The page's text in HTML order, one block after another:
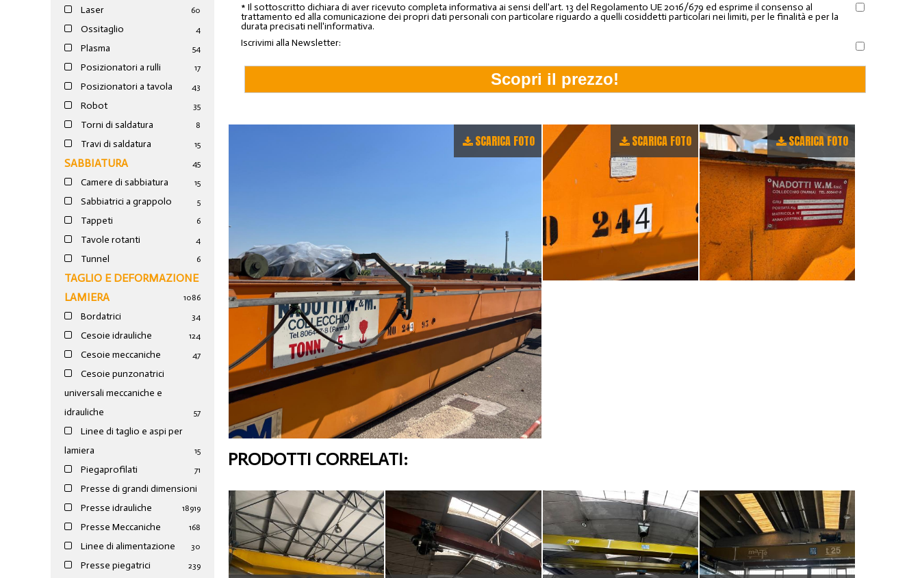
Laser 60
Ossitaglio 4
Plasma 54
Posizionatori a rulli 17
Posizionatori a tavola 43
Robot 35
Torni di saldatura 8
Travi di saldatura 15
SABBIATURA 45
Camere di sabbiatura 15
Sabbiatrici a grappolo 5
Tappeti 6
Tavole rotanti 4
Tunnel 6
TAGLIO E DEFORMAZIONE
LAMIERA
1086
Bordatrici 34
Cesoie idrauliche 124
Cesoie meccaniche 47
Cesoie punzonatrici
universali meccaniche e
idrauliche
57
Linee di taglio e aspi per
lamiera
15
Piegaprofilati 71
Presse di grandi dimensioni
19
Presse idrauliche 189
Presse Meccaniche 168
Linee di alimentazione 30
Presse piegatrici 239
* Il sottoscritto dichiara di aver ricevuto completa informativa ai sensi dell'art. 13 del Regolamento UE 2016/679 ed esprime il consenso al
trattamento ed alla comunicazione dei propri dati personali con particolare riguardo a quelli cosiddetti particolari nei limiti, per le finalità e per la
durata precisati nell'informativa.
Iscrivimi alla Newsletter:
SCARICA FOTO SCARICA FOTO SCARICA FOTO
PRODOTTI CORRELATI: